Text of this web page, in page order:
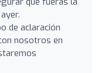
de aclaración
nosotros en